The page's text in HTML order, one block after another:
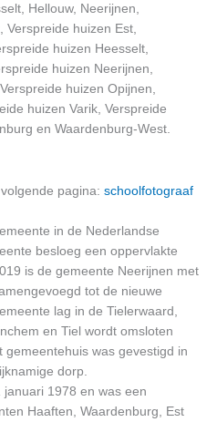
Hellouw, Neerijnen,
Verspreide huizen Est,
huizen Heesselt,
huizen Neerijnen,
huizen Opijnen,
huizen Varik, Verspreide
en Waardenburg-West.
pagina: schoolfotograaf
in de Nederlandse
besloeg een oppervlakte
is de gemeente Neerijnen met
tot de nieuwe
lag in de Tielerwaard,
en Tiel wordt omsloten
was gevestigd in
dorp.
1978 en was een
Haaften, Waardenburg, Est